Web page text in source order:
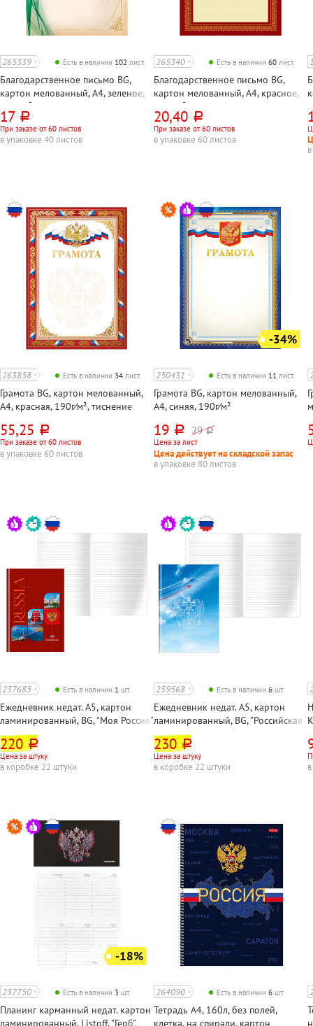
265339 Есть в наличии 102 лист.
Благодарственное письмо BG,
картон мелованный, А4, зеленое,
170г⁄м²
17 руб.
При заказе от 60 листов
в упаковке 40 листов
265340 Есть в наличии 60 лист.
Благодарственное письмо BG,
картон мелованный, А4, красное,
170г⁄м², с Российск.символикой
20,40 руб.
При заказе от 60 листов
в упаковке 60 листов
263858 Есть в наличии 34 лист.
Грамота BG, картон мелованный,
А4, красная, 190г⁄м², тиснение
Российск.символикой
55,25 руб.
При заказе от 60 листов
в упаковке 60 листов
-34%
250431 Есть в наличии 11 лист.
Грамота BG, картон мелованный,
А4, синяя, 190г⁄м²
19 руб. 29 руб.
Цена за лист
Цена действует на складской запас
в упаковке 80 листов
237685 Есть в наличии 1 шт.
Ежедневник недат. А5, картон
ламинированный, BG, "Моя Россия",
136л, 200мм*145мм, в твердом
переплете, цветной, белый блок,
мат.лам.
220 руб.
Цена за штуку
в коробке 22 штуки
259568 Есть в наличии 6 шт.
Ежедневник недат. А5, картон
ламинированный, BG, "Российская
символика", 136л, 210мм*145мм, в
твердом переплете, цветной,
белый блок, глянц. лам.
230 руб.
Цена за штуку
в коробке 22 штуки
-18%
237750 Есть в наличии 3 шт.
Планинг карманный недат. картон
ламинированный, Listoff, "Герб",
264090 Есть в наличии 6 шт.
Тетрадь А4, 160л, без полей,
клетка, на спирали, картон